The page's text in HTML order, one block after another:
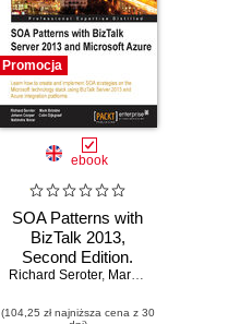
,Martin Abbott,Gyanendra Kumar
Promocja
ebook
SOA Patterns with
BizTalk 2013,
Second Edition.
Learn how to
implement SOA
Richard Seroter, Mark Brimble
(104,25 zł najniższa cena z 30